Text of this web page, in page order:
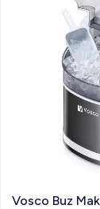
Vosco Buz